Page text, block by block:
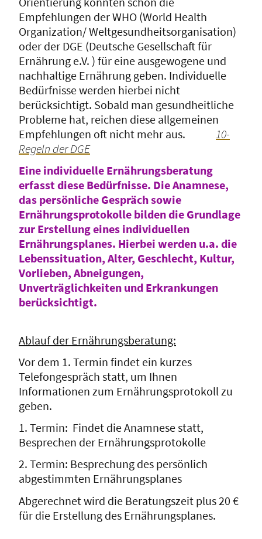
Empfehlungen der WHO (World Health
Organization/ Weltgesundheitsorganisation)
oder der DGE (Deutsche Gesellschaft für
Ernährung e.V. ) für eine ausgewogene und
nachhaltige Ernährung geben. Individuelle
Bedürfnisse werden hierbei nicht
berücksichtigt. Sobald man gesundheitliche
Probleme hat, reichen diese allgemeinen
Empfehlungen oft nicht mehr aus.
10-
Regeln der DGE
Eine individuelle Ernährungsberatung
erfasst diese Bedürfnisse. Die Anamnese,
das persönliche Gespräch sowie
Ernährungsprotokolle bilden die Grundlage
zur Erstellung eines individuellen
Ernährungsplanes. Hierbei werden u.a. die
Lebenssituation, Alter, Geschlecht, Kultur,
Vorlieben, Abneigungen,
Unverträglichkeiten und Erkrankungen
berücksichtigt.
Ablauf der Ernährungsberatung:
Vor dem 1. Termin findet ein kurzes
Telefongespräch statt, um Ihnen
Informationen zum Ernährungsprotokoll zu
geben.
1. Termin: Findet die Anamnese statt,
Besprechen der Ernährungsprotokolle
2. Termin: Besprechung des persönlich
abgestimmten Ernährungsplanes
Abgerechnet wird die Beratungszeit plus 20 €
für die Erstellung des Ernährungsplanes.